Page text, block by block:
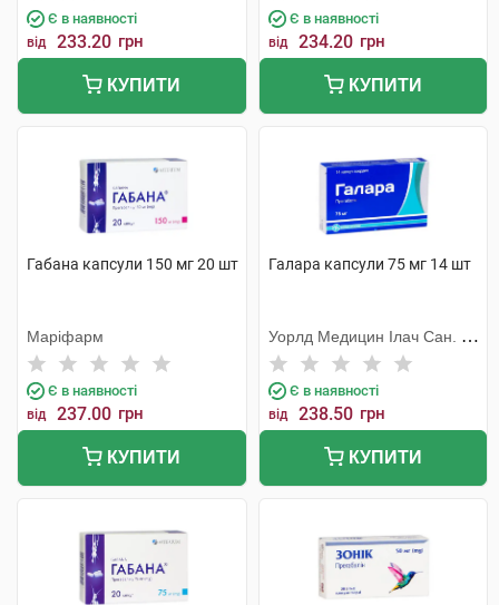
Є в наявності
від 233.20 грн
КУПИТИ
Є в наявності
від 234.20 грн
КУПИТИ
Габана капсули 150 мг 20 шт
Маріфарм
Є в наявності
від 237.00 грн
КУПИТИ
Галара капсули 75 мг 14 шт
Уорлд Медицин Ілач Сан. Ве
Тідж
Є в наявності
від 238.50 грн
КУПИТИ